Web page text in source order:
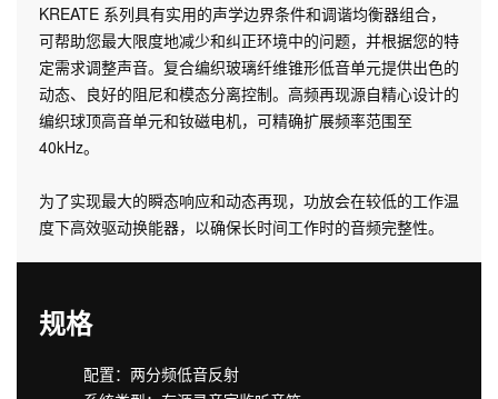
KREATE 系列具有实用的声学边界条件和调谐均衡器组合，
可帮助您最大限度地减少和纠正环境中的问题，并根据您的特
定需求调整声音。复合编织玻璃纤维锥形低音单元提供出色的
动态、良好的阻尼和模态分离控制。高频再现源自精心设计的
编织球顶高音单元和钕磁电机，可精确扩展频率范围至
40kHz。
为了实现最大的瞬态响应和动态再现，功放会在较低的工作温
度下高效驱动换能器，以确保长时间工作时的音频完整性。
规格
配置：两分频低音反射